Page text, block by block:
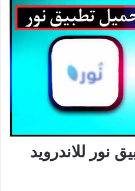
نور للاندرويد